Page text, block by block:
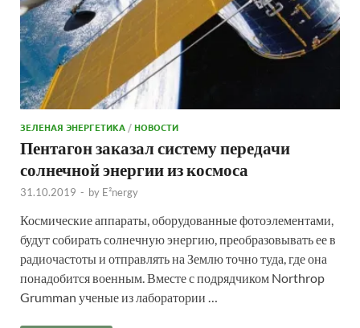
ЗЕЛЕНАЯ ЭНЕРГЕТИКА/НОВОСТИ
Пентагон заказал систему передачи
солнечной энергии из космоса
31.10.2019 - by E²nergy
Космические аппараты, оборудованные фотоэлементами,
будут собирать солнечную энергию, преобразовывать ее в
радиочастоты и отправлять на Землю точно туда, где она
понадобится военным. Вместе с подрядчиком Northrop
Grumman ученые из лаборатории …